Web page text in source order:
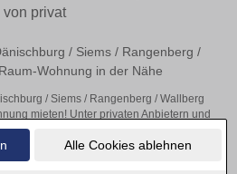
Alle Cookies ablehnen
von privat
/ Siems / Rangenberg /
Wohnung in der Nähe
/ Siems / Rangenberg / Wallberg
mieten! Unter privaten Anbietern und
Dänischburg / Siems / Rangenberg
Mit ein paar Klicks zu
Wohnung in der Nähe.